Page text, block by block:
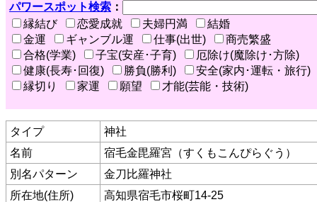
パワースポット検索 ：
縁結び
恋愛成就 夫婦円満
結婚
金運
ギャンブル運 仕事(出世)
商売繁盛
合格(学業)
子宝(安産･子育)
厄除け(魔除け･方除)
健康(長寿･回復)
勝負(勝利)
安全(家内･運転・旅行)
縁切り
家運 願望 才能(芸能・技術)
タイプ
神社
名前
宿毛金毘羅宮（すくもこんぴらぐう）
別名パターン
金刀比羅神社
所在地(住所)
高知県宿毛市桜町14-25